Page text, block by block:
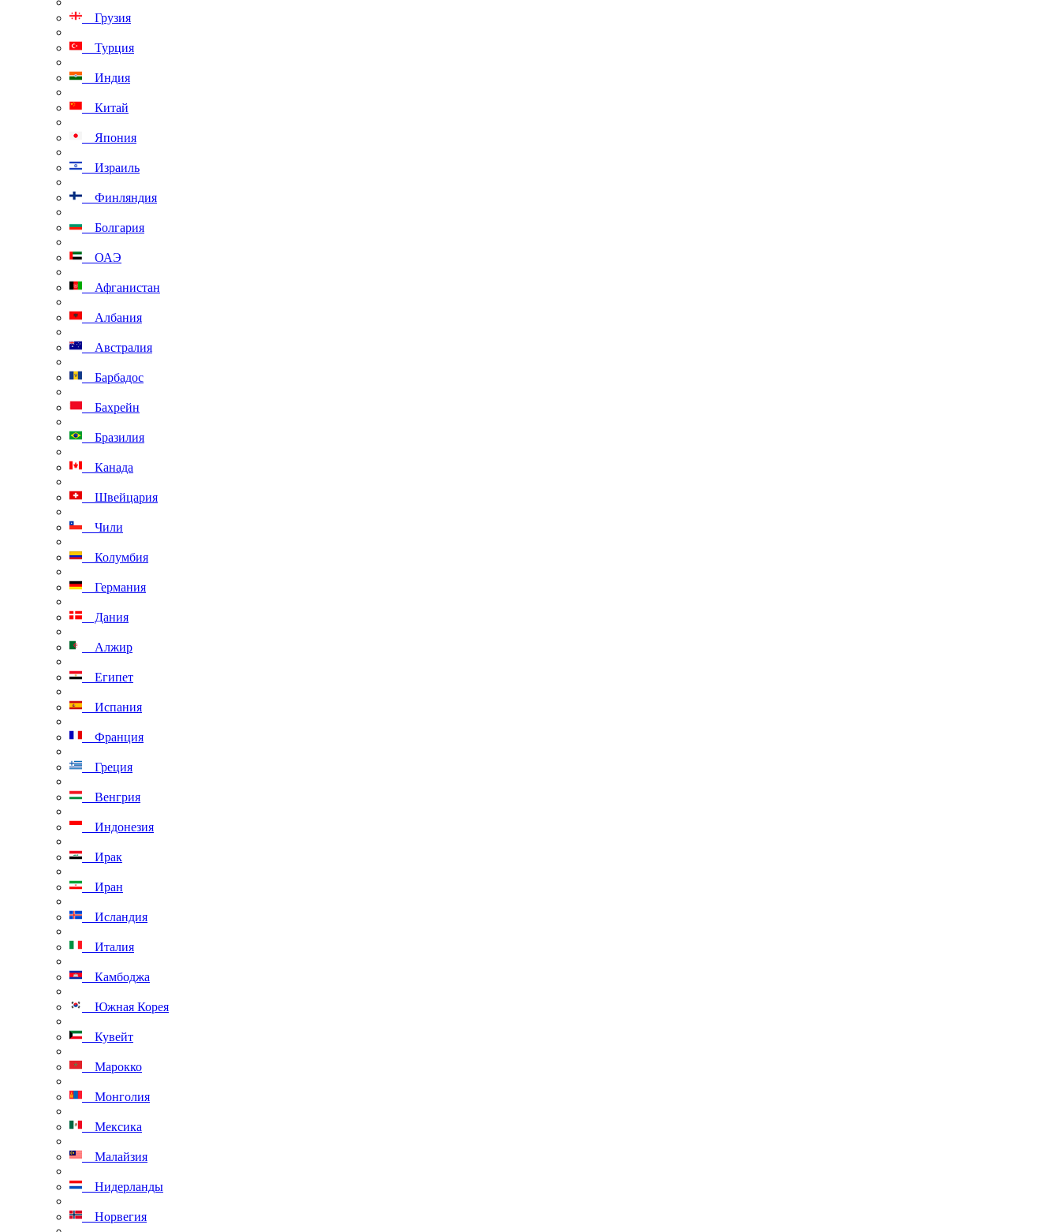
Грузия
Турция
Индия
Китай
Япония
Израиль
Финляндия
Болгария
ОАЭ
Афганистан
Албания
Австралия
Барбадос
Бахрейн
Бразилия
Канада
Швейцария
Чили
Колумбия
Германия
Дания
Алжир
Египет
Испания
Франция
Греция
Венгрия
Индонезия
Ирак
Иран
Исландия
Италия
Камбоджа
Южная Корея
Кувейт
Марокко
Монголия
Мексика
Малайзия
Нидерланды
Норвегия